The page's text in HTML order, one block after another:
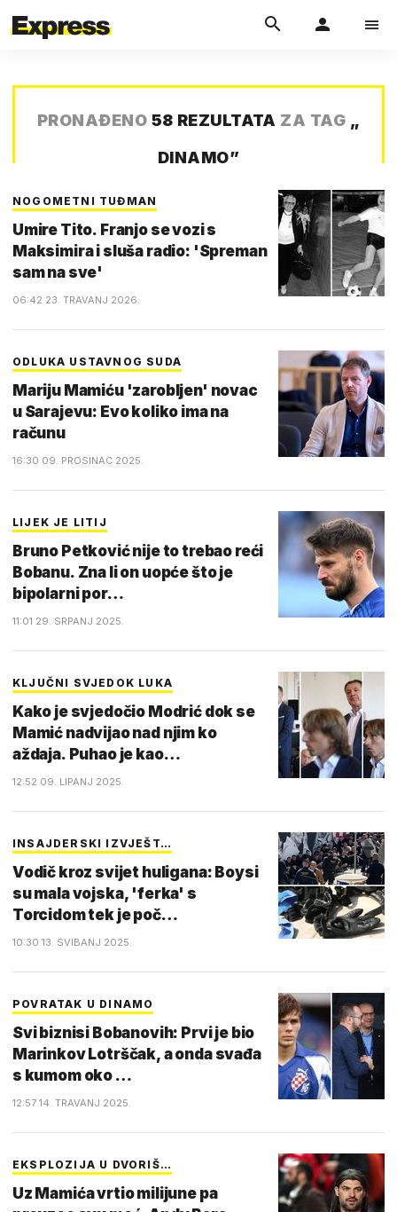
PRONAĐENO 58 REZULTATA ZA TAG „
DINAMO”
NOGOMETNI TUĐMAN
Umire Tito. Franjo se vozi s
Maksimira i sluša radio: 'Spreman
sam na sve'
06:42 23. TRAVANJ 2026.
ODLUKA USTAVNOG SUDA
Mariju Mamiću 'zarobljen' novac
u Sarajevu: Evo koliko ima na
računu
16:30 09. PROSINAC 2025.
LIJEK JE LITIJ
Bruno Petković nije to trebao reći
Bobanu. Zna li on uopće što je
bipolarni por…
11:01 29. SRPANJ 2025.
KLJUČNI SVJEDOK LUKA
Kako je svjedočio Modrić dok se
Mamić nadvijao nad njim ko
aždaja. Puhao je kao…
12:52 09. LIPANJ 2025.
INSAJDERSKI IZVJEŠT…
Vodič kroz svijet huligana: Boysi
su mala vojska, 'ferka' s
Torcidom tek je poč…
10:30 13. SVIBANJ 2025.
POVRATAK U DINAMO
Svi biznisi Bobanovih: Prvi je bio
Marinkov Lotrščak, a onda svađa
s kumom oko …
12:57 14. TRAVANJ 2025.
EKSPLOZIJA U DVORIŠ…
Uz Mamića vrtio milijune pa